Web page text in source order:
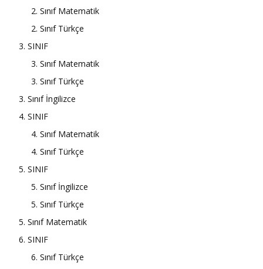
2. Sınıf Matematik
2. Sınıf Türkçe
3. SINIF
3. Sınıf Matematik
3. Sınıf Türkçe
3. Sınıf İngilizce
4. SINIF
4. Sınıf Matematik
4. Sınıf Türkçe
5. SINIF
5. Sınıf İngilizce
5. Sınıf Türkçe
5. Sınıf Matematik
6. SINIF
6. Sınıf Türkçe